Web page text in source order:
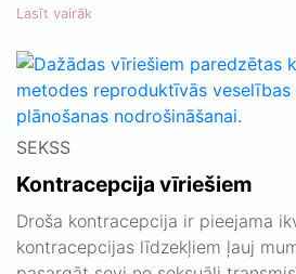
Lasīt vairāk
SEKSS
Kontracepcija vīriešiem
Droša kontracepcija ir pieejama
kontracepcijas līdzekļiem ļauj